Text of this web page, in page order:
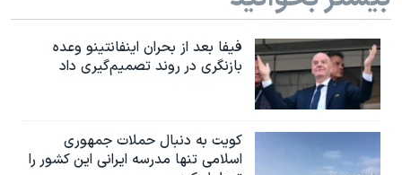
فیفا بعد از بحران اینفانتینو وعده
بازنگری در روند تصمیم‌گیری داد
کویت به دنبال حملات جمهوری
اسلامی تنها مدرسه ایرانی این کشور را